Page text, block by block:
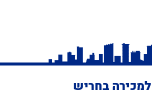
למכירה בחריש